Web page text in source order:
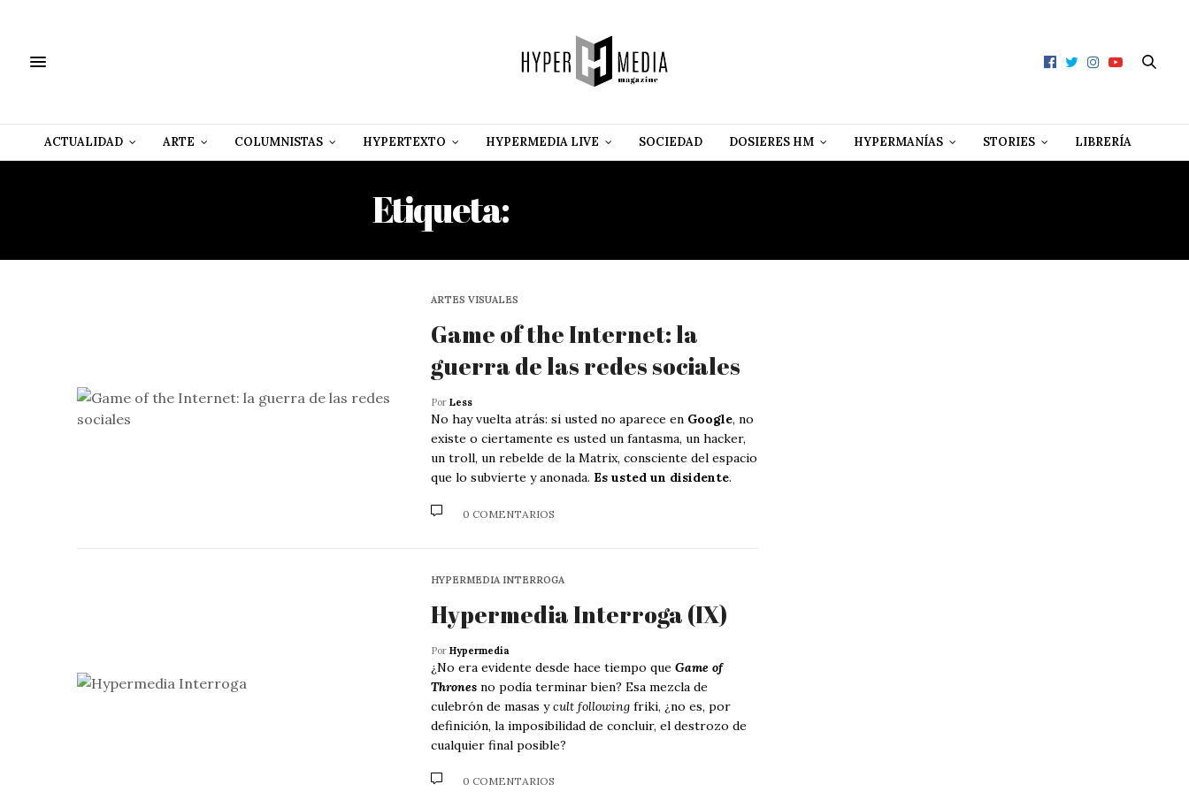
ACTUALIDAD ARTE COLUMNISTAS HYPERTEXTO HYPERMEDIA LIVE SOCIEDAD DOSIERES HM HYPERMANÍAS STORIES LIBRERÍA
Etiqueta:
ARTES VISUALES
Game of the Internet: la
guerra de las redes sociales
Por Less
No hay vuelta atrás: si usted no aparece en Google, no
existe o ciertamente es usted un fantasma, un hacker,
un troll, un rebelde de la Matrix, consciente del espacio
que lo subvierte y anonada. Es usted un disidente.
0 COMENTARIOS
HYPERMEDIA INTERROGA
Hypermedia Interroga (IX)
Por Hypermedia
¿No era evidente desde hace tiempo que Game of
Thrones no podía terminar bien? Esa mezcla de
culebrón de masas ycult following friki, ¿no es, por
definición, la imposibilidad de concluir, el destrozo de
cualquier final posible?
0 COMENTARIOS